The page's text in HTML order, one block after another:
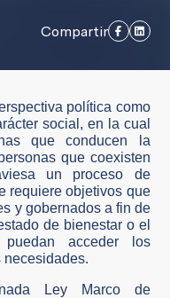
Compartir
política como
social, en la cual
que conducen la
que coexisten
un proceso de
requiere objetivos que
y gobernados a fin de
de bienestar o el
acceder los
necesidades.
Ley Marco de